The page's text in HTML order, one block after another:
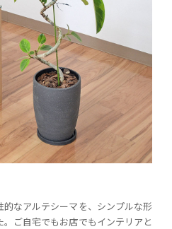
なアルテシーマを、シンプルな形
ご自宅でもお店でもインテリアと